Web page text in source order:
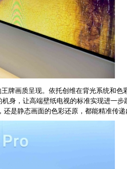
牌画质呈现。依托创维在背光系统和
身，让高端壁纸电视的标准实现进一
是静态画面的色彩还原，都能精准传